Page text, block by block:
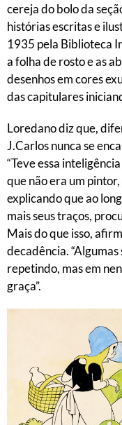
cereja do bolo da
histórias escritas e
1935 pela Biblioteca
a folha de rosto e as
desenhos em cores
das capitulares
Loredano diz que,
J.Carlos nunca se
“Teve essa
que não era um pintor,
explicando que ao
mais seus traços,
Mais do que isso,
decadência.
repetindo, mas em
graça”.